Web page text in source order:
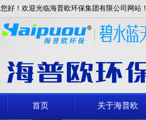
您好！欢迎光临海普欧环保集团有限公司网站！
首页 关于海普欧